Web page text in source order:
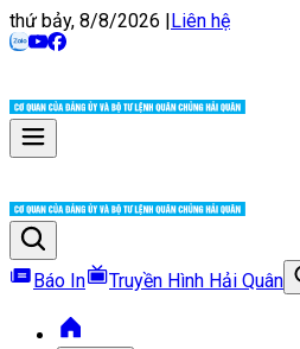
thứ bảy, 8/8/2026 |Liên hệ
Báo In Truyền Hình Hải Quân